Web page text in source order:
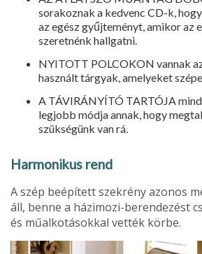
sorakoznak a kedvenc CD-k,
az egész gyűjteményt, amikor az
szeretnénk hallgatni.
NYITOTT POLCOKON vannak
használt tárgyak, amelyeket
A TÁVIRÁNYÍTÓ TARTÓJA
legjobb módja annak, hogy
szükségünk van rá.
Harmonikus rend
A szép beépített szekrény azonos
áll, benne a házimozi-berendezést
és műalkotásokkal vették körbe.